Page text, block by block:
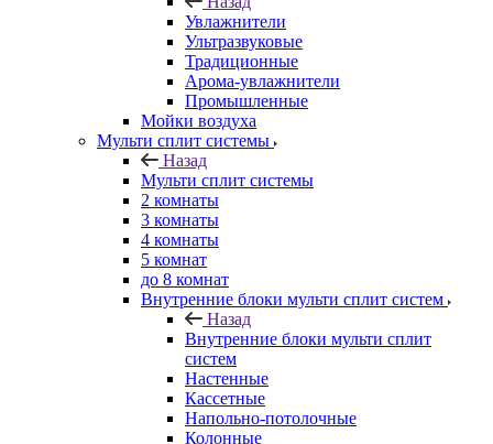
Увлажнители
Ультразвуковые
Традиционные
Арома-увлажнители
Промышленные
Мойки воздуха
Мульти сплит системы
Назад
Мульти сплит системы
2 комнаты
3 комнаты
4 комнаты
5 комнат
до 8 комнат
Внутренние блоки мульти сплит систем
Назад
Внутренние блоки мульти сплит
систем
Настенные
Кассетные
Напольно-потолочные
Колонные